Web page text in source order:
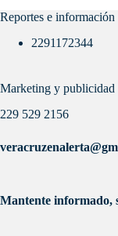
Reportes e información
2291172344
Marketing y publicidad
229 529 2156
Mantente informado,